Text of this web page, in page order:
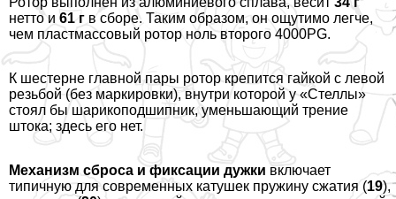
нетто и 61 г в сборе. Таким образом, он ощутимо легче,
чем пластмассовый ротор ноль второго 4000PG.
К шестерне главной пары ротор крепится гайкой с левой
резьбой (без маркировки), внутри которой у «Стеллы»
стоял бы шарикоподшипник, уменьшающий трение
штока; здесь его нет.
Механизм сброса и фиксации дужки включает
типичную для современных катушек пружину сжатия (19),